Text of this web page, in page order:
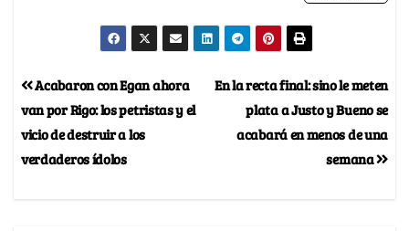
En la recta final: sino le meten
plata a Justo y Bueno se
acabará en menos de una
semana
Acabaron con Egan ahora
van por Rigo: los petristas y el
vicio de destruir a los
verdaderos ídolos